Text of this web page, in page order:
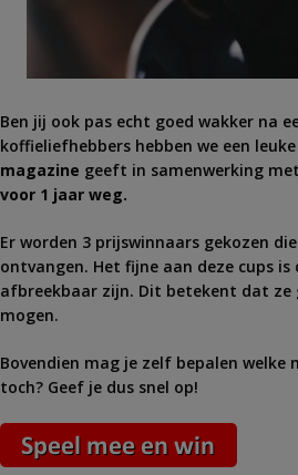
Ben jij ook pas echt goed wakker na
koffieliefhebbers hebben we een
magazine geeft in samenwerking
voor 1 jaar weg.
Er worden 3 prijswinnaars gekozen
ontvangen. Het fijne aan deze cups is
afbreekbaar zijn. Dit betekent dat
mogen.
Bovendien mag je zelf bepalen welke
toch? Geef je dus snel op!